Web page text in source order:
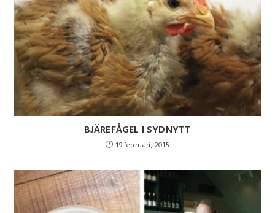
BJÄREFÅGEL I SYDNYTT
19 februari, 2015